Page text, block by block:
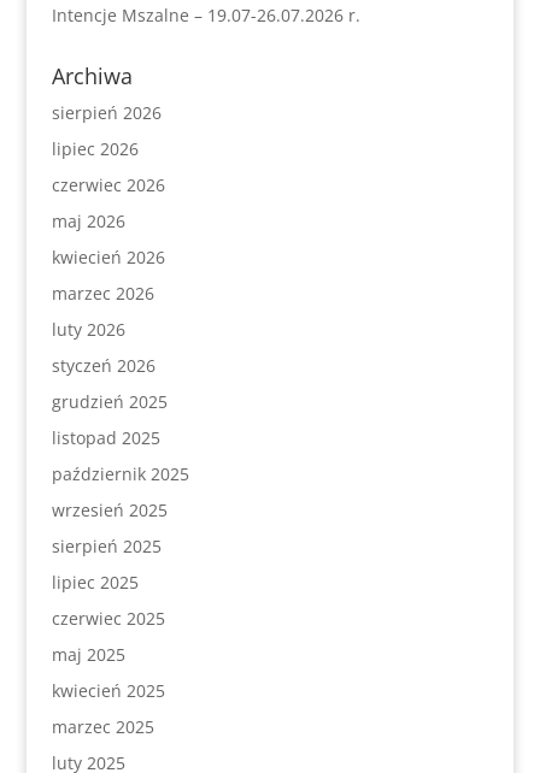
Intencje Mszalne – 19.07-26.07.2026 r.
Archiwa
sierpień 2026
lipiec 2026
czerwiec 2026
maj 2026
kwiecień 2026
marzec 2026
luty 2026
styczeń 2026
grudzień 2025
listopad 2025
październik 2025
wrzesień 2025
sierpień 2025
lipiec 2025
czerwiec 2025
maj 2025
kwiecień 2025
marzec 2025
luty 2025